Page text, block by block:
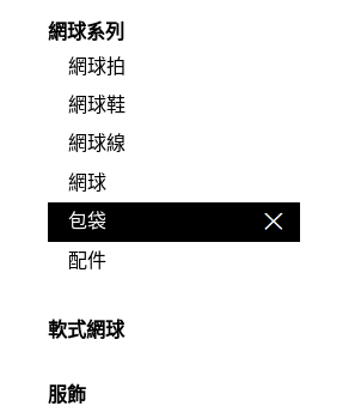
網球系列
網球拍
網球鞋
網球線
網球
包袋
配件
軟式網球
服飾